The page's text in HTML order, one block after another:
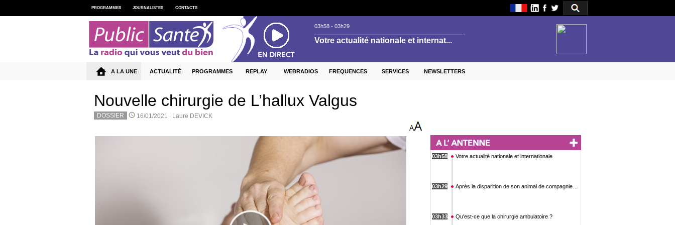
Nouvelle chirurgie de L’hallux Valgus
DOSSIER 16/01/2021 | Laure DEVICK
PROGRAMMES JOURNALISTES CONTACTS
A LA UNE ACTUALITÉ PROGRAMMES REPLAY WEBRADIOS FREQUENCES SERVICES NEWSLETTERS